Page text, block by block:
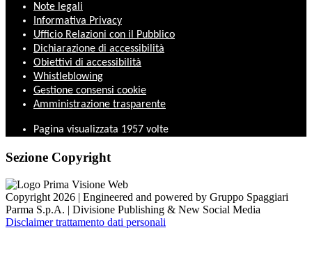
Note legali
Informativa Privacy
Ufficio Relazioni con il Pubblico
Dichiarazione di accessibilità
Obiettivi di accessibilità
Whistleblowing
Gestione consensi cookie
Amministrazione trasparente
Pagina visualizzata 1957 volte
Sezione Copyright
Copyright 2026 | Engineered and powered by Gruppo Spaggiari
Parma S.p.A. | Divisione Publishing & New Social Media
Disclaimer trattamento dati personali